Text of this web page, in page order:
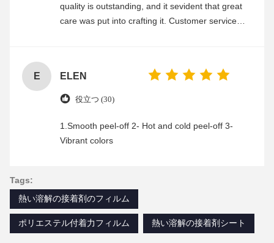
quality is outstanding, and it sevident that great
care was put into crafting it. Customer service
E ELEN
役立つ (30)
1.Smooth peel-off 2- Hot and cold peel-off 3-
Vibrant colors
Tags:
熱い溶解の接着剤のフィルム
ポリエステル付着力フィルム 熱い溶解の接着剤シート